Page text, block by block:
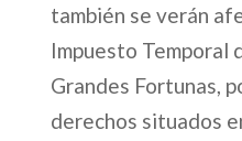
también se verán
Impuesto Temporal
Grandes Fortunas,
derechos situados